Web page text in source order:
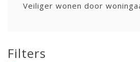
Veiliger wonen door
Filters